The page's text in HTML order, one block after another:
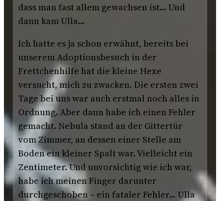
dass man fast allem gewachsen ist… Und
dann kam Ulla…
Ich hatte es ja schon erwähnt, bereits bei
unserem Adoptionsbesuch in der
Frettchenhilfe hat die kleine Hexe
versucht, mich zu zwacken. Die ersten zwei
Tage bei uns war auch erstmal noch alles in
Ordnung. Aber dann habe ich einen Fehler
gemacht. Nebula stand an der Gittertür
vom Zimmer, an dessen einer Stelle am
Boden ein kleiner Spalt war. Vielleicht ein
Zentimeter. Und unvorsichtig wie ich war,
habe ich meinen Finger darunter
durchgeschoben – ein fataler Fehler… Ulla